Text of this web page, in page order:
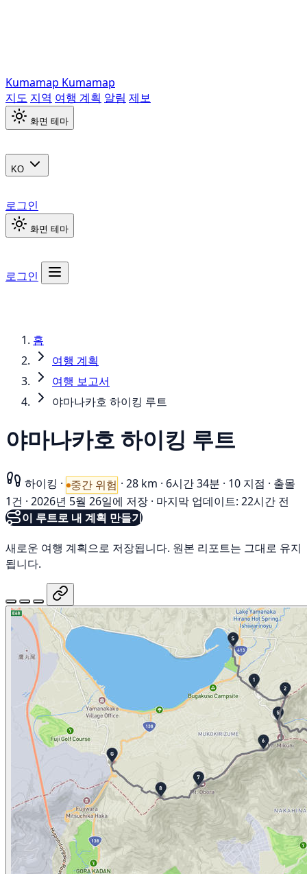
Kumamap Kumamap
지도 지역 여행 계획 알림 제보
화면 테마
KO
로그인
화면 테마
로그인
홈
여행 계획
여행 보고서
야마나카호 하이킹 루트
야마나카호 하이킹 루트
하이킹 · 중간 위험 · 28 km · 6시간 34분 · 10 지점 · 출몰
1건 · 2026년 5월 26일에 저장 · 마지막 업데이트: 22시간 전
이 루트로 내 계획 만들기
새로운 여행 계획으로 저장됩니다. 원본 리포트는 그대로 유지
됩니다.